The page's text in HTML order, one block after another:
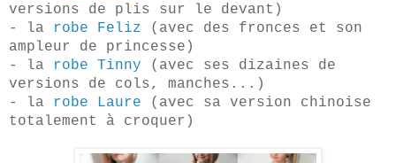
versions de plis sur le devant)
- la
robe Feliz (avec des fronces et son
ampleur de princesse)
- la
robe Tinny (avec ses dizaines de
versions de cols, manches...)
- la
robe Laure (avec sa version chinoise
totalement à croquer)